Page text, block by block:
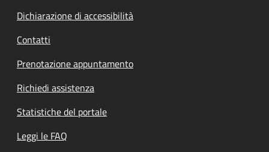
Dichiarazione di accessibilità
Contatti
Prenotazione appuntamento
Richiedi assistenza
Statistiche del portale
Leggi le FAQ